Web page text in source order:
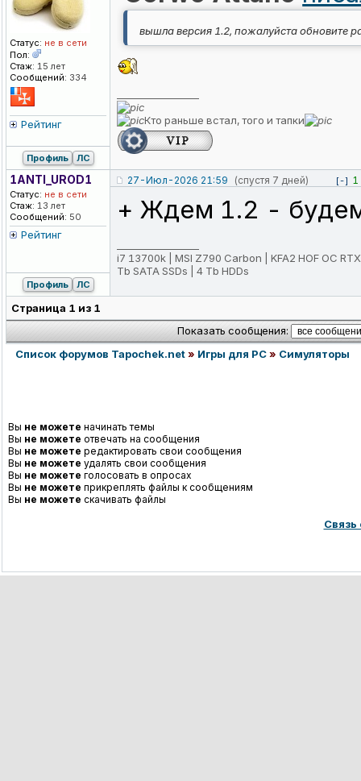
Статус: не в сети
Пол:
Стаж: 15 лет
Сообщений: 334
Рейтинг
вышла версия 1.2, пожалуйста обновите
Кто раньше встал, того и тапки
Профиль ЛС
1ANTI_UROD1
Статус: не в сети
Стаж: 13 лет
Сообщений: 50
Рейтинг
27-Июл-2026 21:59 (спустя 7 дней) [-] 1
+ Ждем 1.2 -
i7 13700k | MSI Z790 Carbon | KFA2 HOF OC
Tb SATA SSDs | 4 Tb HDDs
Профиль ЛС
Страница 1 из 1
Показать сообщения:
Список форумов Tapochek.net» Игры для PC» Симуляторы
Вы не можете начинать темы
Вы не можете отвечать на сообщения
Вы не можете редактировать свои сообщения
Вы не можете удалять свои сообщения
Вы не можете голосовать в опросах
Вы не можете прикреплять файлы к сообщениям
Вы не можете скачивать файлы